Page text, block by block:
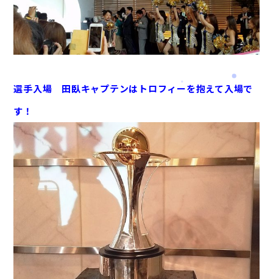
選手入場 田臥キャプテンはトロフィーを抱えて入場で
す！